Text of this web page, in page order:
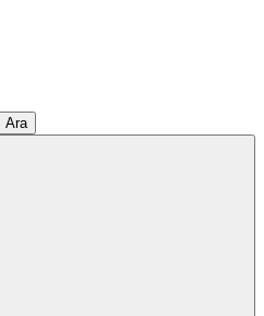
Ara